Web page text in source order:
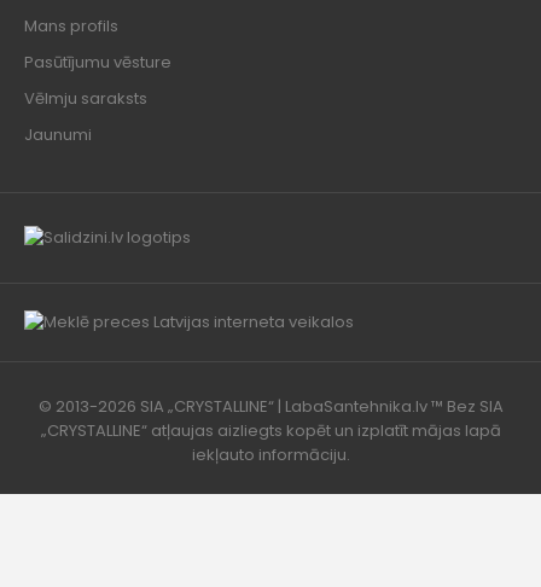
Mans profils
Pasūtījumu vēsture
Vēlmju saraksts
Jaunumi
© 2013-2026 SIA „CRYSTALLINE“ | LabaSantehnika.lv ™ Bez SIA
„CRYSTALLINE“ atļaujas aizliegts kopēt un izplatīt mājas lapā
iekļauto informāciju.